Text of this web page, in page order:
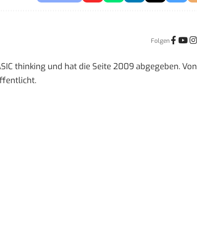
Folgen
thinking und hat die Seite 2009 abgegeben. Von